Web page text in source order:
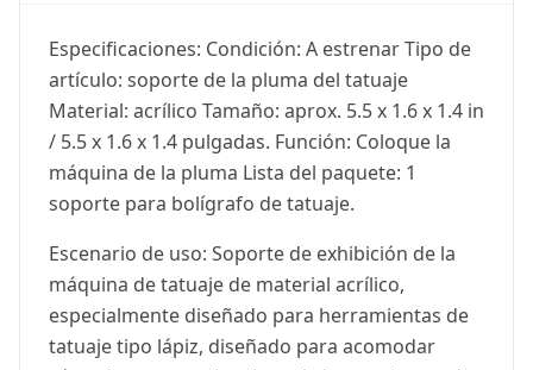
Especificaciones: Condición: A estrenar Tipo de
artículo: soporte de la pluma del tatuaje
Material: acrílico Tamaño: aprox. 5.5 x 1.6 x 1.4 in
/ 5.5 x 1.6 x 1.4 pulgadas. Función: Coloque la
máquina de la pluma Lista del paquete: 1
soporte para bolígrafo de tatuaje.
Escenario de uso: Soporte de exhibición de la
máquina de tatuaje de material acrílico,
especialmente diseñado para herramientas de
tatuaje tipo lápiz, diseñado para acomodar